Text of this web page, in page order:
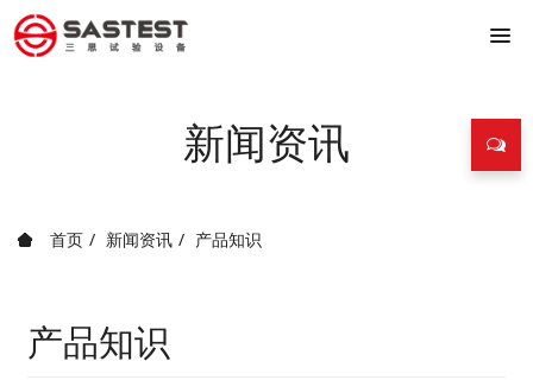
新闻资讯
首页 新闻资讯 产品知识
产品知识